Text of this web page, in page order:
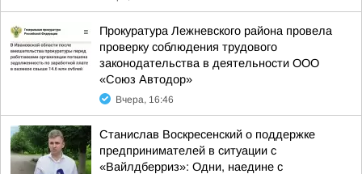
Прокуратура Лежневского района провела
проверку соблюдения трудового
законодательства в деятельности ООО
«Союз Автодор»
Вчера, 16:46
Станислав Воскресенский о поддержке
предпринимателей в ситуации с
«Вайлдберриз»: Одни, наедине с